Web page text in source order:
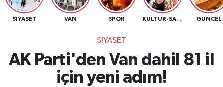
SİYASET VAN SPOR GÜNCEL
SİYASET
AK Parti'den Van dahil 81 il
için yeni adım!
Van Trafik Yoğunluk Haritası
Süper Lig Puan Durumu ve Fikstür
Tüm Manşetler